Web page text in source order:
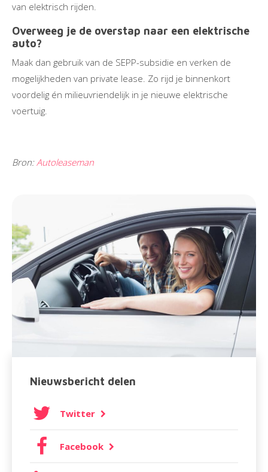
van elektrisch rijden.
Overweeg je de overstap naar een elektrische
auto?
Maak dan gebruik van de SEPP-subsidie en verken de
mogelijkheden van private lease. Zo rijd je binnenkort
voordelig én milieuvriendelijk in je nieuwe elektrische
voertuig.
Bron:Autoleaseman
Nieuwsbericht delen
Twitter
Facebook